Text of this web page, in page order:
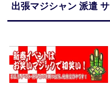
出張マジシャン 派遣